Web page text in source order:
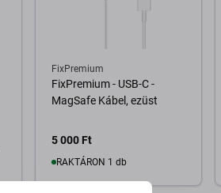
FixPremium
FixPremium - USB-C -
MagSafe Kábel, ezüst
5 000 Ft
RAKTÁRON 1 db